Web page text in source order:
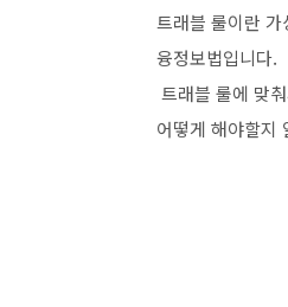
트래블 룰이란
융정보법입니다.
트래블 룰에 맞
어떻게 해야할지